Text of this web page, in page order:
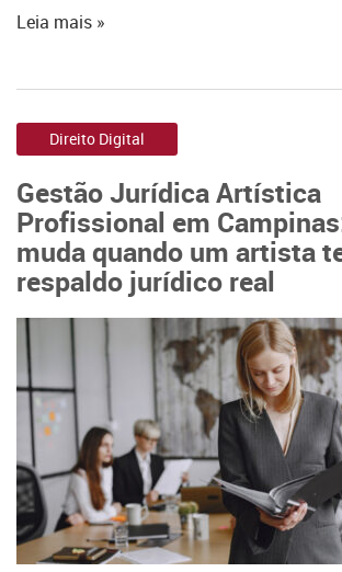
Leia mais »
Direito Digital
Gestão Jurídica Artística
Profissional em
muda quando um artista
respaldo jurídico real